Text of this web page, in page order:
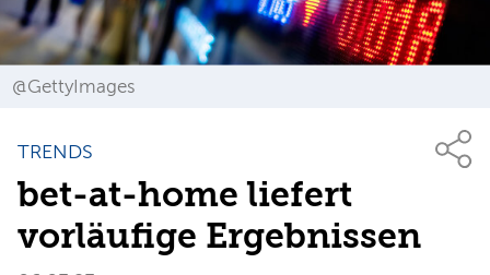
@GettyImages
TRENDS
bet-at-home liefert
vorläufige Ergebnissen
Anmelden